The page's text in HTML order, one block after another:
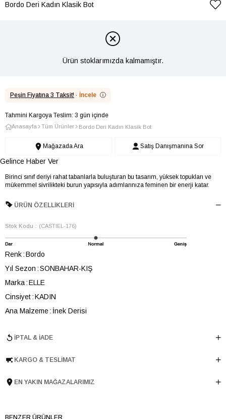
Bordo Deri Kadın Klasik Bot
Ürün stoklarımızda kalmamıştır.
Peşin Fiyatına 3 Taksit! · İncele ⓘ
Tahmini Kargoya Teslim: 3 gün içinde
Anasayfa Tüm Ürünler Bordo Deri Kadın Klasik Bot
Mağazada Ara Satış Danışmanına Sor
Gelince Haber Ver
Birinci sınıf deriyi rahat tabanlarla buluşturan bu tasarım, yüksek topukları ve
mükemmel sivrilikteki burun yapısıyla adımlarınıza feminen bir enerji katar.
ÜRÜN ÖZELLIKLERI
Stok Kodu (CASTIEL-176)
Renk Bordo
Yıl Sezon SONBAHAR-KIŞ
Marka ELLE
Cinsiyet KADIN
Ana Malzeme İnek Derisi
Topuk Boyu 9 cm
Tema Romantic
İPTAL & İADE
KARGO & TESLIMAT
EN YAKIN MAĞAZALARIMIZ
BENZER ÜRÜNLER